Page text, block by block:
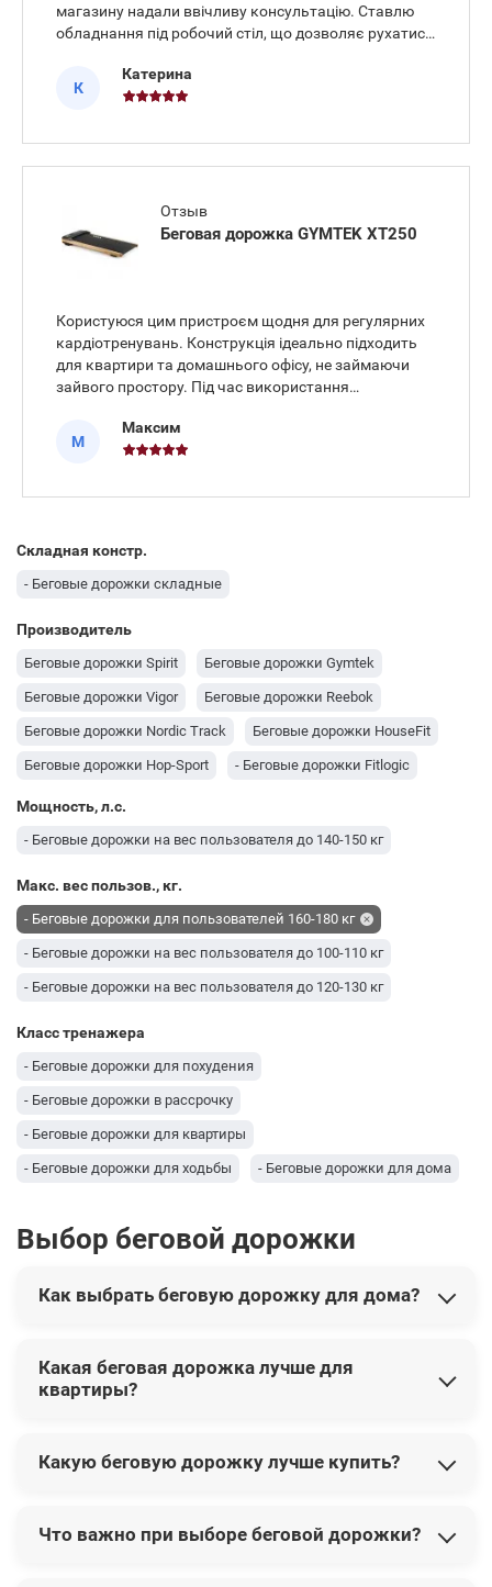
магазину надали ввічливу консультацію. Ставлю
обладнання під робочий стіл, що дозволяє рухатися
дизайну тренажер легко ховати під ліжко після
завершення ходьби. Під
К
Катерина
Отзыв
Беговая дорожка GYMTEK XT250
Користуюся цим пристроєм щодня для регулярних
кардіотренувань. Конструкція ідеально підходить
для квартири та домашнього офісу, не займаючи
зайвого простору. Під час використання
активність навіть при сидячій роботі. Саме тому я
вирішив купити цю модель. Під
М
Максим
Складная констр.
- Беговые дорожки складные
Производитель
Беговые дорожки Spirit Беговые дорожки Gymtek
Беговые дорожки Vigor Беговые дорожки Reebok
Беговые дорожки Nordic Track Беговые дорожки HouseFit
Беговые дорожки Hop-Sport - Беговые дорожки Fitlogic
Беговые дорожки EnergyFIT
Беговые дорожки ProForm
Мощность, л.с.
- Беговые дорожки на вес пользователя до 140-150 кг
Макс. вес пользов., кг.
- Беговые дорожки для пользователей 160-180 кг
- Беговые дорожки на вес пользователя до 100-110 кг
- Беговые дорожки на вес пользователя до 120-130 кг
Класс тренажера
- Беговые дорожки для похудения
- Беговые дорожки в рассрочку
- Беговые дорожки для квартиры
- Беговые дорожки для ходьбы - Беговые дорожки для дома
Выбор беговой дорожки
Как выбрать беговую дорожку для дома?
Как выбрать беговую дорожку для дома
и не ошибиться?
сначала определите основную цель тренировок:
мощность двигателя и необходимая максимальная
Какая беговая дорожка лучше для
квартиры?
Какая беговая дорожка лучше для
Для квартиры лучше выбирать компактную,
Какую беговую дорожку лучше купить?
Какую беговую дорожку лучше купить?
Что важно при выборе беговой дорожки?